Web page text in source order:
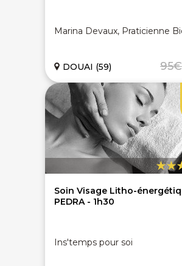
Marina Devaux, Praticienne
95€
DOUAI (59)
Soin Visage Litho-
PEDRA - 1h30
Ins'temps pour soi